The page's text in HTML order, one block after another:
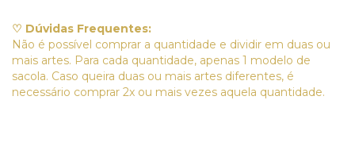
♡ Dúvidas Frequentes:
Não é possível comprar a quantidade e dividir em duas ou
mais artes. Para cada quantidade, apenas 1 modelo de
sacola. Caso queira duas ou mais artes diferentes, é
necessário comprar 2x ou mais vezes aquela quantidade.